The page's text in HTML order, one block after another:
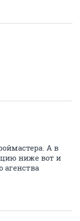
А в
ниже вот и
агенства